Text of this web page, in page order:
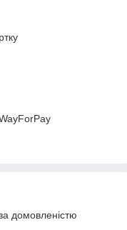
домовленістю